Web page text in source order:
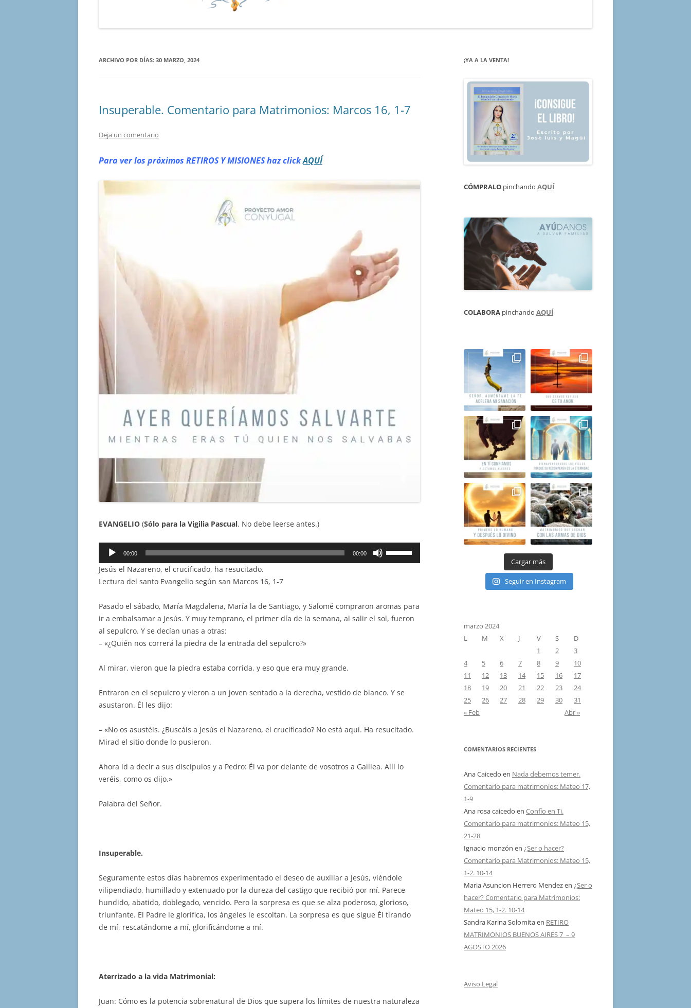
ARCHIVO POR DÍAS: 30 MARZO, 2024
Insuperable. Comentario para Matrimonios: Marcos 16, 1-7
Deja un comentario
Para ver los próximos RETIROSY MISIONES haz clickAQUÍ
EVANGELIO (Sólo para la Vigilia Pascual. No debe leerse antes.)
Reproductor
audio
00:00 00:00
arriba/abajo
para
Jesús el Nazareno, el crucificado, ha resucitado.
Lectura del santo Evangelio según san Marcos 16, 1-7
Pasado el sábado, María Magdalena, María la de Santiago, y Salomé compraron aromas para
ir a embalsamar a Jesús. Y muy temprano, el primer día de la semana, al salir el sol, fueron
al sepulcro. Y se decían unas a otras:
– «¿Quién nos correrá la piedra de la entrada del sepulcro?»
Al mirar, vieron que la piedra estaba corrida, y eso que era muy grande.
Entraron en el sepulcro y vieron a un joven sentado a la derecha, vestido de blanco. Y se
asustaron. Él les dijo:
– «No os asustéis. ¿Buscáis a Jesús el Nazareno, el crucificado? No está aquí. Ha resucitado.
Mirad el sitio donde lo pusieron.
Ahora id a decir a sus discípulos y a Pedro: Él va por delante de vosotros a Galilea. Allí lo
veréis, como os dijo.»
Palabra del Señor.
Insuperable.
Seguramente estos días habremos experimentado el deseo de auxiliar a Jesús, viéndole
vilipendiado, humillado y extenuado por la dureza del castigo que recibió por mí. Parece
hundido, abatido, doblegado, vencido. Pero la sorpresa es que se alza poderoso, glorioso,
triunfante. El Padre le glorifica, los ángeles le escoltan. La sorpresa es que sigue Él tirando
de mí, rescatándome a mí, glorificándome a mí.
Aterrizado a la vida Matrimonial:
Juan: Cómo es la potencia sobrenatural de Dios que supera los límites de nuestra naturaleza
¡YA A LA VENTA!
CÓMPRALO pinchando AQUÍ
COLABORA pinchando AQUÍ
Cargar más
Seguir en Instagram
marzo 2024
L
M X J V S
D
1
2
3
4
5 6 7 8 9
10
11
12 13 14 15 16
17
18
19 20 21 22 23
24
25
26 27 28 29 30
31
« Feb
Abr »
COMENTARIOS RECIENTES
Ana Caicedo en Nada debemos temer.
Comentario para matrimonios: Mateo 17,
1-9
Ana rosa caicedo en Confío en Ti.
Comentario para matrimonios: Mateo 15,
21-28
Ignacio monzón en ¿Ser o hacer?
Comentario para Matrimonios: Mateo 15,
1-2. 10-14
Maria Asuncion Herrero Mendezen ¿Ser o
hacer? Comentario para Matrimonios:
Mateo 15, 1-2. 10-14
Sandra Karina Solomitaen RETIRO
MATRIMONIOS BUENOS AIRES 7 – 9
AGOSTO 2026
Aviso Legal